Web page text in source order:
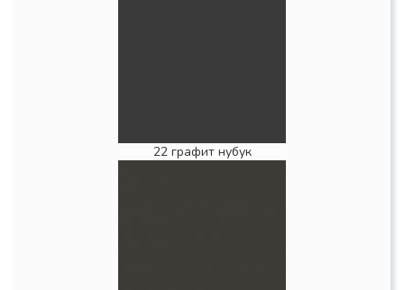
22 графит нубук